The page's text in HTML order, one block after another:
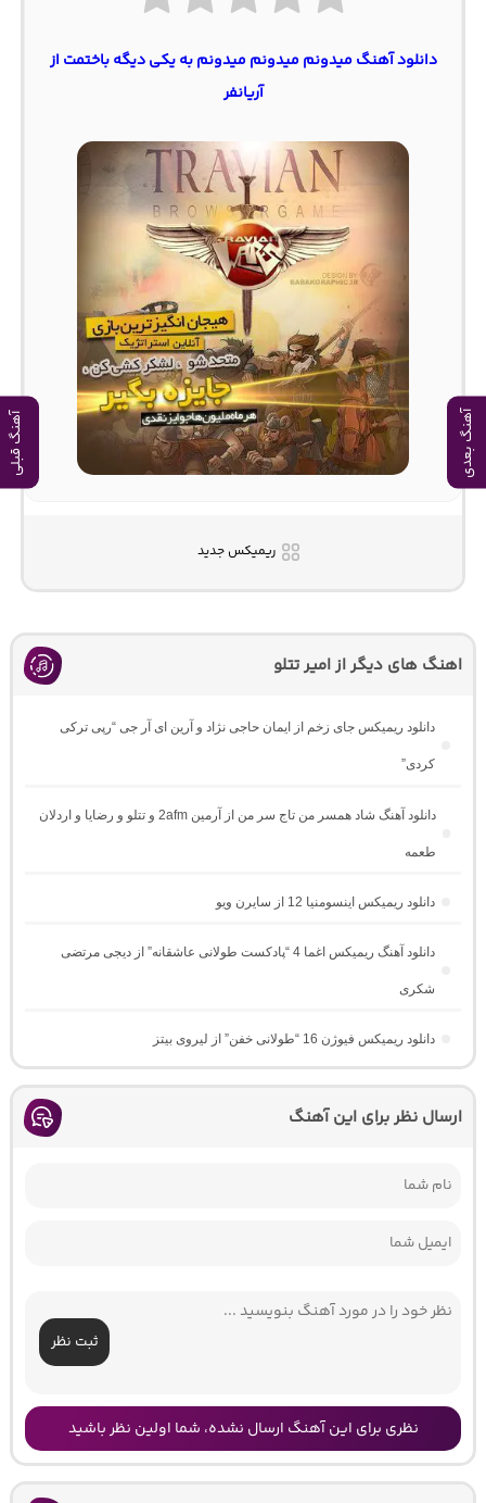
آهنگ بعدی آهنگ قبلی
دانلود آهنگ میدونم میدونم میدونم به یکی دیگه باختمت از
آریانفر
ریمیکس جدید
اهنگ های دیگر از امیر تتلو
دانلود ریمیکس جای زخم از ایمان حاجی نژاد و آرین ای آر جی “رپی ترکی
کردی”
دانلود آهنگ شاد همسر من تاج سر من از آرمین 2afm و تتلو و رضایا و اردلان
طعمه
دانلود ریمیکس اینسومنیا 12 از سایرن ویو
دانلود آهنگ ریمیکس اغما 4 “پادکست طولانی عاشقانه” از دیجی مرتضی
شکری
دانلود ریمیکس فیوژن 16 “طولانی خفن” از لیروی بیتز
ارسال نظر برای این آهنگ
ثبت نظر
نظری برای این آهنگ ارسال نشده، شما اولین نظر باشید